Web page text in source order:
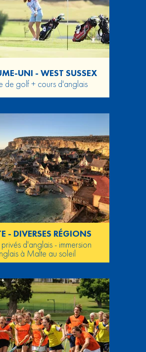
UNI - WEST SUSSEX
de golf + cours d'anglais
- DIVERSES RÉGIONS
d'anglais - immersion
à Malte au soleil